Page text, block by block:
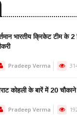
भारतीय क्रिकेट टीम के
Pradeep Verma
कोहली के बारें में 20
Pradeep Verma